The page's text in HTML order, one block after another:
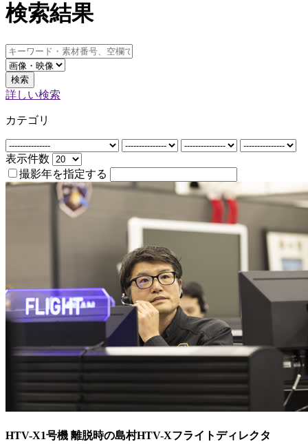
検索結果
検索
詳しい検索
カテゴリ
表示件数
撮影年を指定する
HTV-X1号機 離脱時の島村HTV-Xフライトディレクタ